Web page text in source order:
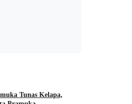
Tunas Kelapa,